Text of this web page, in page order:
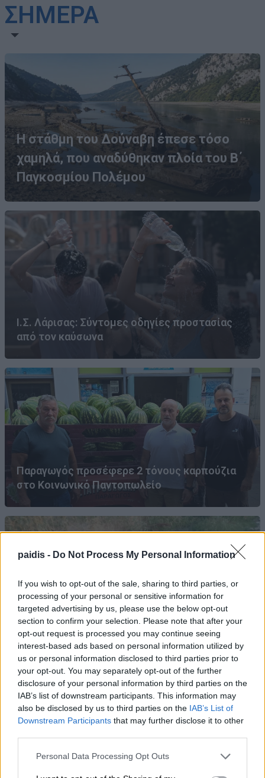
paidis - Do Not Process My Personal Information
If you wish to opt-out of the sale, sharing to third parties, or
processing of your personal or sensitive information for
targeted advertising by us, please use the below opt-out
section to confirm your selection. Please note that after your
opt-out request is processed you may continue seeing
interest-based ads based on personal information utilized by
us or personal information disclosed to third parties prior to
your opt-out. You may separately opt-out of the further
disclosure of your personal information by third parties on the
IAB’s list of downstream participants. This information may
also be disclosed by us to third parties on the IAB’s List of
Downstream Participants that may further disclose it to other
Personal Data Processing Opt Outs
ΣΗΜΕΡΑ
Η στάθμη του Δούναβη έπεσε τόσο
χαμηλά, που αναδύθηκαν πλοία του Β΄
Παγκοσμίου Πολέμου
Ι.Σ. Λάρισας: Σύντομες οδηγίες προστασίας
από τον καύσωνα
Παραγωγός προσέφερε 2 τόνους καρπούζια
στο Κοινωνικό Παντοπωλείο
ΛΑ.ΣΥ.: Η περιφερειακή αρχή κάνει πως δεν
βλέπει την συνεχιζόμενη εδώ και χρόνια
ρύπανση του Γκουσμπασανιώτη ποταμού